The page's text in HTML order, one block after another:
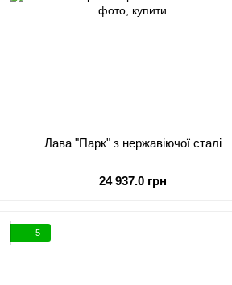
Лава "Парк" з нержавіючої сталі
24 937.0 грн
5